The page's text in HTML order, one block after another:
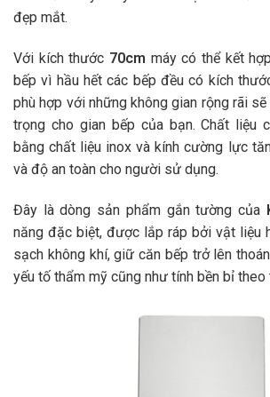
đẹp mắt.
Với kích thước 70cm máy có thể kết
bếp vì hầu hết các bếp đều có kích
phù hợp với những không gian rộng rãi
trọng cho gian bếp của bạn. Chất liệu
bằng chất liệu inox và kính cường lực
và độ an toàn cho người sử dụng.
Đây là dòng sản phẩm gắn tường của
năng đặc biệt, được lắp ráp bởi vật liệu
sạch không khí, giữ căn bếp trở lên
yếu tố thẩm mỹ cũng như tính bền bỉ theo